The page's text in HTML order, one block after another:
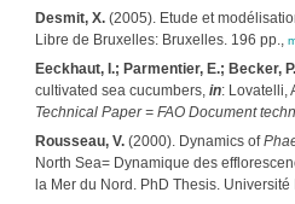
Desmit, X.(2005). Etude et
Libre de Bruxelles: Bruxelles. 196 pp.,
Eeckhaut, I.; Parmentier, E.; Becker,
cultivated sea cucumbers, in: Lovatelli,
Technical Paper = FAO Document
Rousseau, V.(2000). Dynamics of
North Sea= Dynamique des
la Mer du Nord. PhD Thesis.